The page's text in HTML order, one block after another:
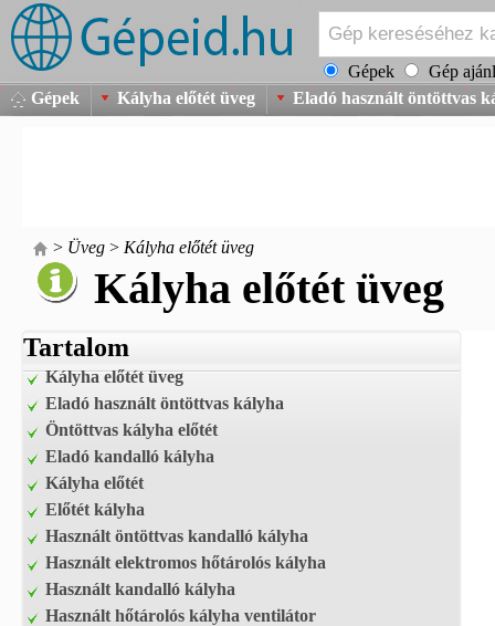
Gépek
Gép
Gépek
Kályha előtét üveg Eladó használt öntöttvas
> Üveg > Kályha előtét üveg
Kályha előtét üveg
Tartalom
Kályha előtét üveg
Eladó használt öntöttvas kályha
Öntöttvas kályha előtét
Eladó kandalló kályha
Kályha előtét
Előtét kályha
Használt öntöttvas kandalló kályha
Használt elektromos hőtárolós kályha
Használt kandalló kályha
Használt hőtárolós kályha ventilátor